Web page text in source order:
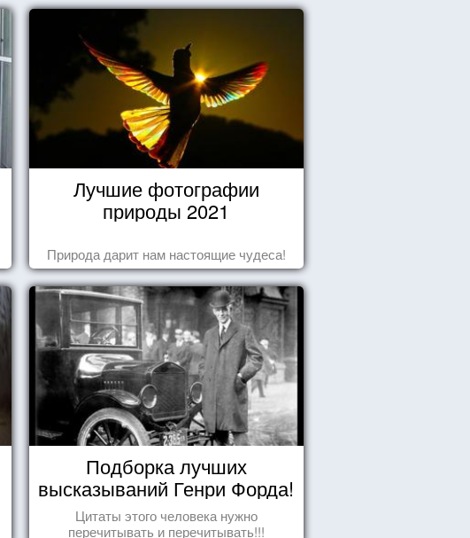
Лучшие фотографии
природы 2021
Природа дарит нам настоящие чудеса!
Подборка лучших
высказываний Генри Форда!
Цитаты этого человека нужно
перечитывать и перечитывать!!!